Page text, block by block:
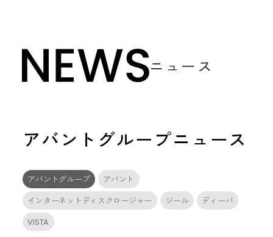
ニュース
アバントグループニュース
アバントグループ
アバント
インターネットディスクロージャー
ジール
ディーバ
VISTA